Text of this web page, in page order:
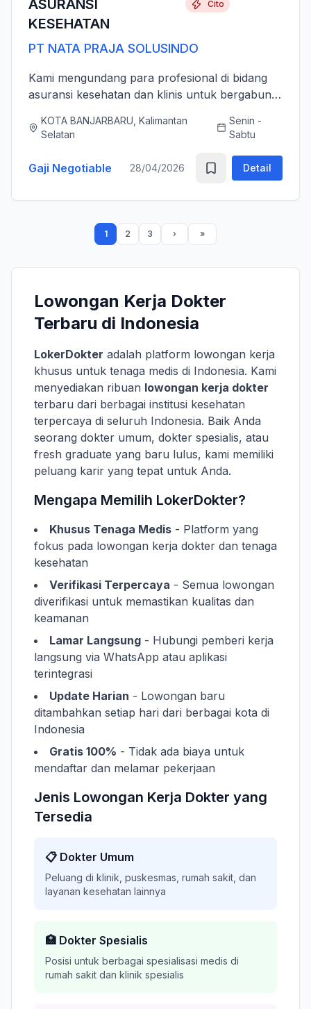
ASURANSI
KESEHATAN
Cito
PT NATA PRAJA SOLUSINDO
Kami mengundang para profesional di bidang
asuransi kesehatan dan klinis untuk bergabung
(Senior Officer) untuk memperkuat layanan
KOTA BANJARBARU, Kalimantan
Selatan
Senin -
Sabtu
Gaji Negotiable 28/04/2026 Detail
1 2 3
Lowongan Kerja Dokter
Terbaru di Indonesia
LokerDokter adalah platform lowongan kerja
khusus untuk tenaga medis di Indonesia. Kami
menyediakan ribuan lowongan kerja dokter
terbaru dari berbagai institusi kesehatan
terpercaya di seluruh Indonesia. Baik Anda
seorang dokter umum, dokter spesialis, atau
fresh graduate yang baru lulus, kami memiliki
peluang karir yang tepat untuk Anda.
Mengapa Memilih LokerDokter?
Khusus Tenaga Medis - Platform yang
fokus pada lowongan kerja dokter dan tenaga
kesehatan
Verifikasi Terpercaya - Semua lowongan
diverifikasi untuk memastikan kualitas dan
keamanan
Lamar Langsung - Hubungi pemberi kerja
langsung via WhatsApp atau aplikasi
terintegrasi
Update Harian - Lowongan baru
ditambahkan setiap hari dari berbagai kota di
Indonesia
Gratis 100% - Tidak ada biaya untuk
mendaftar dan melamar pekerjaan
Jenis Lowongan Kerja Dokter yang
Tersedia
📋 Dokter Umum
Peluang di klinik, puskesmas, rumah sakit, dan
layanan kesehatan lainnya
🏥 Dokter Spesialis
Posisi untuk berbagai spesialisasi medis di
rumah sakit dan klinik spesialis